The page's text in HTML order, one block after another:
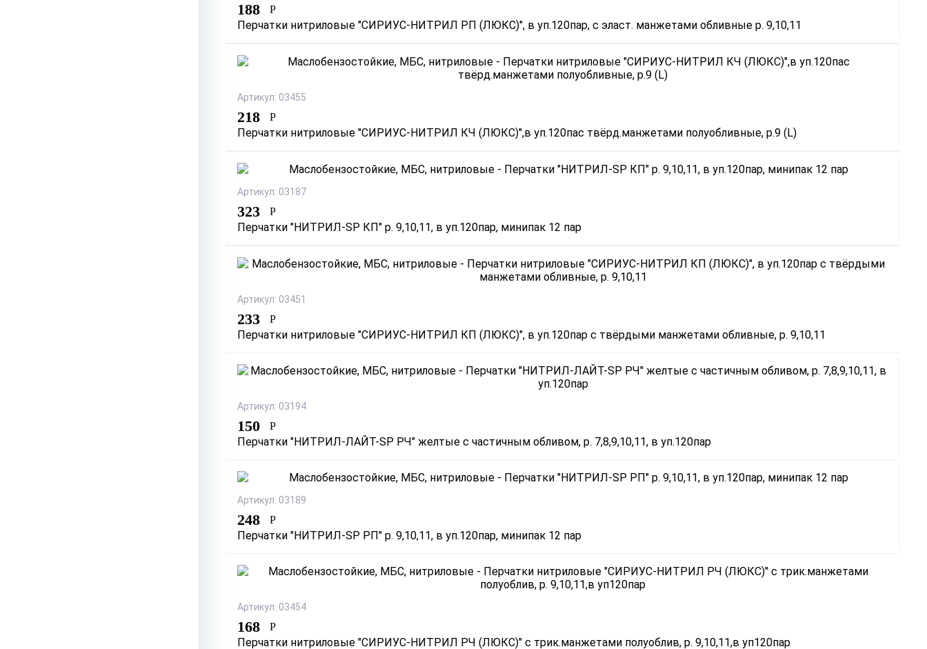
188 Р
Перчатки нитриловые "СИРИУС-НИТРИЛ РП (ЛЮКС)", в уп.120пар, с эласт. манжетами обливные р. 9,10,11
Артикул: 03455
218 Р
Перчатки нитриловые "СИРИУС-НИТРИЛ КЧ (ЛЮКС)",в уп.120пас твёрд.манжетами полуобливные, р.9 (L)
Артикул: 03187
323 Р
Перчатки "НИТРИЛ-SP КП" р. 9,10,11, в уп.120пар, минипак 12 пар
Артикул: 03451
233 Р
Перчатки нитриловые "СИРИУС-НИТРИЛ КП (ЛЮКС)", в уп.120пар с твёрдыми манжетами обливные, р. 9,10,11
Артикул: 03194
150 Р
Перчатки "НИТРИЛ-ЛАЙТ-SР РЧ" желтые с частичным обливом, р. 7,8,9,10,11, в уп.120пар
Артикул: 03189
248 Р
Перчатки "НИТРИЛ-SP РП" р. 9,10,11, в уп.120пар, минипак 12 пар
Артикул: 03454
168 Р
Перчатки нитриловые "СИРИУС-НИТРИЛ РЧ (ЛЮКС)" с трик.манжетами полуоблив, р. 9,10,11,в уп120пар